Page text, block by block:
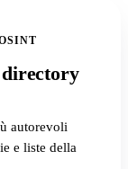
autorevoli
e liste della